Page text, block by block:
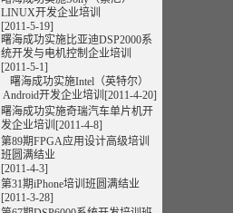
LINUX开发企业培训
[2011-5-19]
曙海成功实施比亚迪DSP2000系
统开发与电机控制企业培训
[2011-5-1]
曙海成功实施Intel（英特尔）
Android开发企业培训[2011-4-20]
曙海成功实施奇瑞汽车单片机开
发企业培训[2011-4-8]
第89期FPGA应用设计高级培训
班圆满结业
[2011-4-3]
第31期iPhone培训班圆满结业
[2011-3-28]